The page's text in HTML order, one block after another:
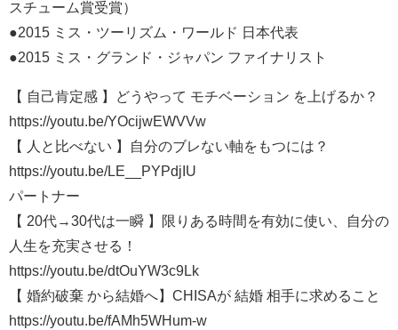
スチューム賞受賞）
●2015 ミス・ツーリズム・ワールド 日本代表
●2015 ミス・グランド・ジャパン ファイナリスト
【 自己肯定感 】どうやって モチベーション を上げるか？
https://youtu.be/YOcijwEWVVw
【 人と比べない 】自分のブレない軸をもつには？
https://youtu.be/LE__PYPdjIU
パートナー
【 20代→30代は一瞬 】限りある時間を有効に使い、自分の
人生を充実させる！
https://youtu.be/dtOuYW3c9Lk
【 婚約破棄 から結婚へ】CHISAが 結婚 相手に求めること
https://youtu.be/fAMh5WHum-w